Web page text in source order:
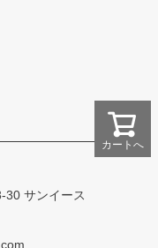
カートへ
30 サンイース